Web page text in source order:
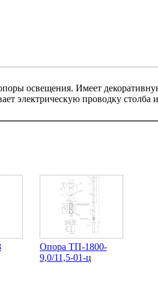
освещения. Имеет
электрическую проводку
Опора ТП-1800-
9,0/11,5-01-ц